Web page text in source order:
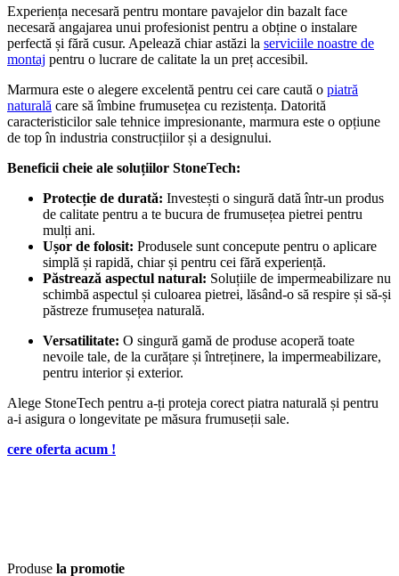
Experiența necesară pentru montare pavajelor din bazalt face
necesară angajarea unui profesionist pentru a obține o instalare
perfectă și fără cusur. Apelează chiar astăzi la serviciile noastre de
montaj pentru o lucrare de calitate la un preț accesibil.
Marmura este o alegere excelentă pentru cei care caută o piatră
naturală care să îmbine frumusețea cu rezistența. Datorită
caracteristicilor sale tehnice impresionante, marmura este o opțiune
de top în industria construcțiilor și a designului.
Beneficii cheie ale soluțiilor StoneTech:
Protecție de durată: Investești o singură dată într-un produs
de calitate pentru a te bucura de frumusețea pietrei pentru
mulți ani.
Ușor de folosit: Produsele sunt concepute pentru o aplicare
simplă și rapidă, chiar și pentru cei fără experiență.
Păstrează aspectul natural: Soluțiile de impermeabilizare nu
schimbă aspectul și culoarea pietrei, lăsând-o să respire și să-și
păstreze frumusețea naturală.
Versatilitate: O singură gamă de produse acoperă toate
nevoile tale, de la curățare și întreținere, la impermeabilizare,
pentru interior și exterior.
Alege StoneTech pentru a-ți proteja corect piatra naturală și pentru
a-i asigura o longevitate pe măsura frumuseții sale.
cere oferta acum !
Produse la promotie